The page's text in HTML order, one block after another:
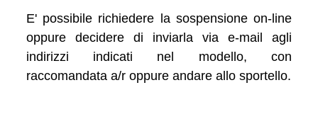
E' possibile richiedere la sospensione on-line
oppure decidere di inviarla via e-mail agli
indirizzi indicati nel modello, con
raccomandata a/r oppure andare allo sportello.